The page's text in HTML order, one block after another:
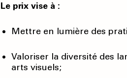
Le prix vise à :
Mettre en lumière des
Valoriser la diversité des
arts visuels;